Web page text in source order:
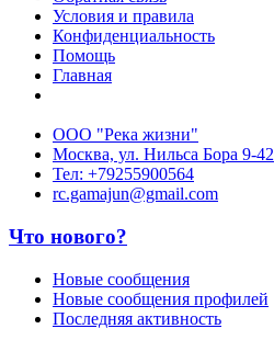
Условия и правила
Конфиденциальность
Помощь
Главная
ООО "Река жизни"
Москва, ул. Нильса Бора 9-42
Тел: +79255900564
rc.gamajun@gmail.com
Что нового?
Новые сообщения
Новые сообщения профилей
Последняя активность